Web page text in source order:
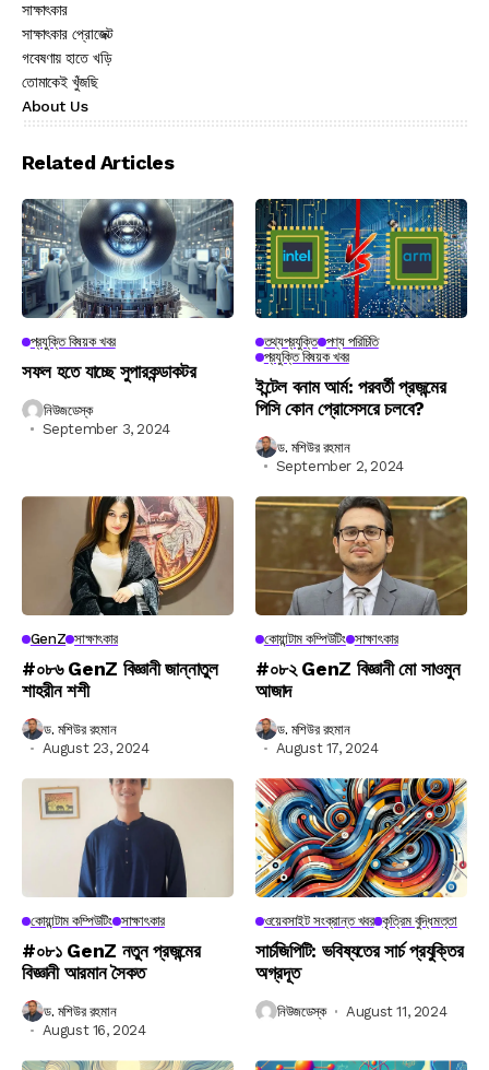
সাক্ষাৎকার
সাক্ষাৎকার প্রোজেক্ট
গবেষণায় হাতে খড়ি
তোমাকেই খুঁজছি
About Us
Related Articles
প্রযুক্তি বিষয়ক খবর
সফল হতে যাচ্ছে সুপারকন্ডাকটর
নিউজডেস্ক
September 3, 2024
তথ্যপ্রযুক্তি পণ্য পরিচিতি
প্রযুক্তি বিষয়ক খবর
ইন্টেল বনাম আর্ম: পরবর্তী প্রজন্মের
পিসি কোন প্রোসেসরে চলবে?
ড. মশিউর রহমান
September 2, 2024
GenZ সাক্ষাৎকার
#০৮৬ GenZ বিজ্ঞানী জান্নাতুল
শাহরীন শশী
ড. মশিউর রহমান
August 23, 2024
কোয়ান্টাম কম্পিউটিং সাক্ষাৎকার
#০৮২ GenZ বিজ্ঞানী মো সাওমুন
আজাদ
ড. মশিউর রহমান
August 17, 2024
কোয়ান্টাম কম্পিউটিং সাক্ষাৎকার
#০৮১ GenZ নতুন প্রজন্মের
বিজ্ঞানী আরমান সৈকত
ড. মশিউর রহমান
August 16, 2024
ওয়েবসাইট সংক্রান্ত খবর কৃত্রিম বুদ্ধিমত্তা
সার্চজিপিটি: ভবিষ্যতের সার্চ প্রযুক্তির
অগ্রদূত
নিউজডেস্ক August 11, 2024